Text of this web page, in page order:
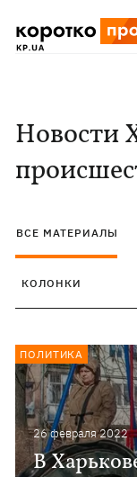
Новости
ВСЕ МАТЕРИАЛЫ
КОЛОНКИ
26 февраля 2022
В
ПОЛИТИКА